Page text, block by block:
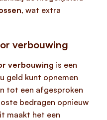
, wat extra
verbouwing
verbouwing is een
geld kunt opnemen
tot een afgesproken
bedragen opnieuw
maakt het een